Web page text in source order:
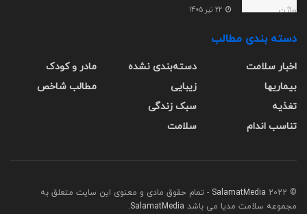
دسته بندی مطالب
اخبار سلامت
بیماریها
تغذیه
تناسب اندام
دسته‌بندی نشده
زیبایی
سبک زندگی
سلامت
مادر و کودک
مطالب شاخص
© 2022
SalamatMedia - تمام حقوق مادی و معنوی این سایت متعلق به
مجموعه سلامت مدیا می باشد SalamatMedia
.